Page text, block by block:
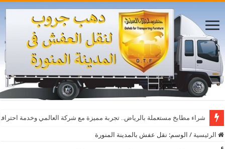
شراء مطابخ مستعملة بالرياض.. تجربة مميزة مع شركة العالمي وخدمة
الرئيسية / الوسم: نقل عفش بالمدينة المنورة